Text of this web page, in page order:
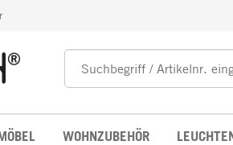
WOHNZUBEHÖR